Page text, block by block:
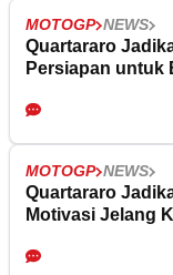
MOTOGP NEWS
Quartararo
Persiapan untuk
MOTOGP NEWS
Quartararo
Motivasi Jelang